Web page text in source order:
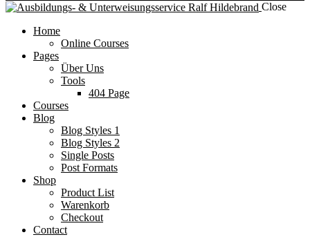
Close
Home
Online Courses
Pages
Über Uns
Tools
404 Page
Courses
Blog
Blog Styles 1
Blog Styles 2
Single Posts
Post Formats
Shop
Product List
Warenkorb
Checkout
Contact